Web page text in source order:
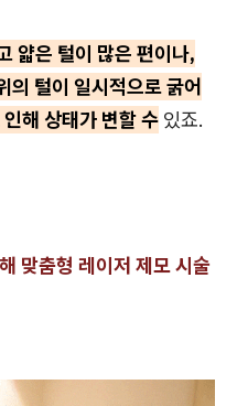
얇은 털이 많은 편이나,
의 털이 일시적으로 굵어
해 상태가 변할 수 있죠.
맞춤형 레이저 제모 시술